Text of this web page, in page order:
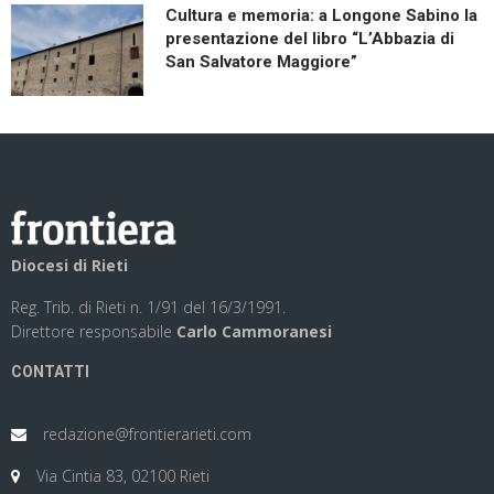
Cultura e memoria: a Longone Sabino la
presentazione del libro “L’Abbazia di
San Salvatore Maggiore”
Diocesi di Rieti
Reg. Trib. di Rieti n. 1/91 del 16/3/1991.
Direttore responsabile Carlo Cammoranesi
CONTATTI
redazione@frontierarieti.com
Via Cintia 83, 02100 Rieti